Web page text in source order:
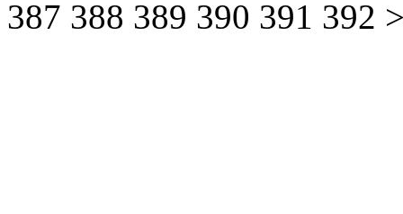
387 388 389 390 391 392